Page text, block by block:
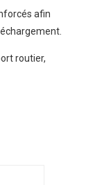
afin
routier,